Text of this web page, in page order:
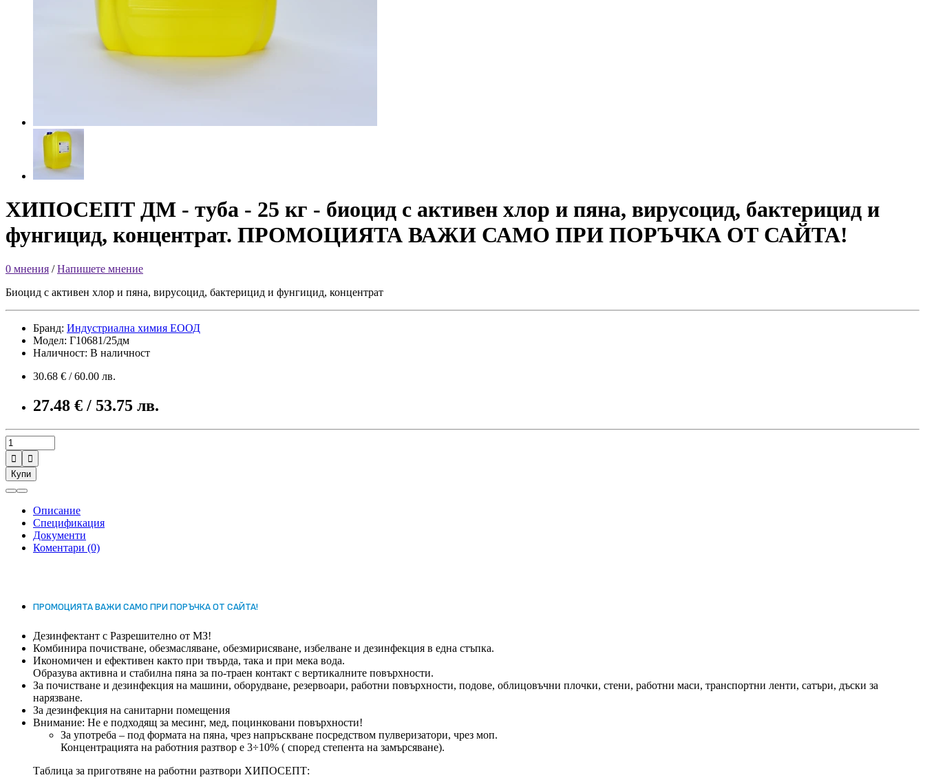
ХИПОСЕПТ ДМ - туба - 25 кг - биоцид с активен хлор и пяна, вирусоцид, бактерицид и
фунгицид, концентрат. ПРОМОЦИЯТА ВАЖИ САМО ПРИ ПОРЪЧКА ОТ САЙТА!
0 мнения /Напишете мнение
Биоцид с активен хлор и пяна, вирусоцид, бактерицид и фунгицид, концентрат
Бранд: Индустриална химия ЕООД
Модел: Г10681/25дм
Наличност: В наличност
30.68 € / 60.00 лв.
27.48 € / 53.75 лв.


Купи
Описание
Спецификация
Документи
Коментари (0)
ПРОМОЦИЯТА ВАЖИ САМО ПРИ ПОРЪЧКА ОТ САЙТА!
Дезинфектант с Разрешително от МЗ!
Комбинира почистване, обезмасляване, обезмирисяване, избелване и дезинфекция в една стъпка.
Икономичен и ефективен както при твърда, така и при мека вода.
Образува активна и стабилна пяна за по-траен контакт с вертикалните повърхности.
За почистване и дезинфекция на машини, оборудване, резервоари, работни повърхности, подове, облицовъчни плочки, стени, работни маси, транспортни ленти, сатъри, дъски за
нарязване.
За дезинфекция на санитарни помещения
Внимание: Не е подходящ за месинг, мед, поцинковани повърхности!
За употреба – под формата на пяна, чрез напръскване посредством пулверизатори, чрез моп.
Концентрацията на работния разтвор е 3÷10% ( според степента на замърсяване).
Таблица за приготвяне на работни разтвори ХИПОСЕПТ: